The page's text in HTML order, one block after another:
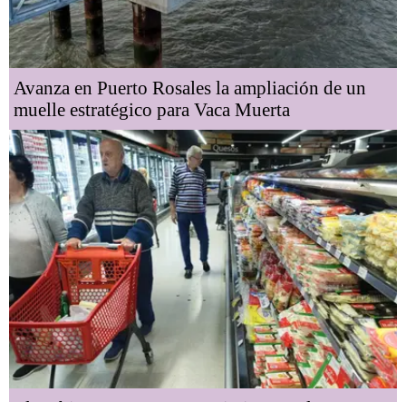
Avanza en Puerto Rosales la ampliación de un
muelle estratégico para Vaca Muerta